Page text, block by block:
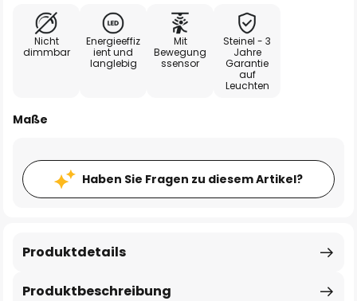
Nicht
dimmbar
Energieeffiz
ient und
langlebig
Mit
Bewegung
ssensor
Steinel - 3
Jahre
Garantie
auf
Leuchten
Maße
Haben Sie Fragen zu diesem Artikel?
Produktbeschreibung
Produktdetails